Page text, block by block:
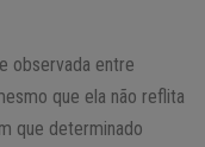
observada entre
que ela não reflita
que determinado